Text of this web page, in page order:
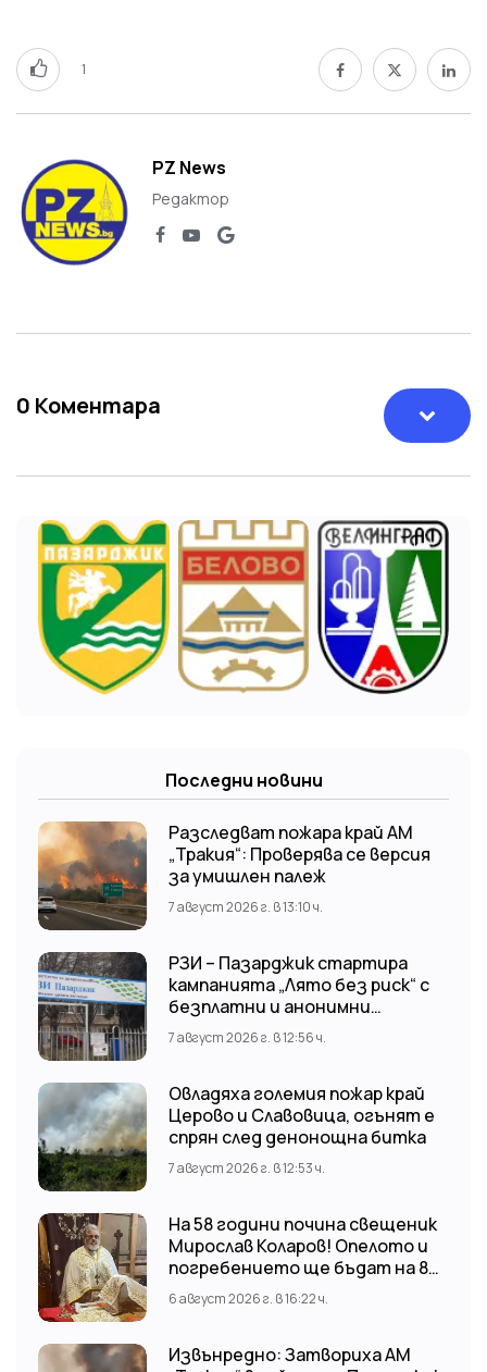
1
PZ News
Редактор
0 Коментара
Последни новини
Разследват пожара край АМ
„Тракия“: Проверява се версия
за умишлен палеж
7 август 2026 г. в 13:10 ч.
РЗИ – Пазарджик стартира
кампанията „Лято без риск“ с
безплатни и анонимни
изследвания за ХИВ
7 август 2026 г. в 12:56 ч.
Овладяха големия пожар край
Церово и Славовица, огънят е
спрян след денонощна битка
7 август 2026 г. в 12:53 ч.
На 58 години почина свещеник
Мирослав Коларов! Опелото и
погребението ще бъдат на 8
август (събота) от 11:00 часа в
храм “Св. Св. Козма и Дамян”, гр.
6 август 2026 г. в 16:22 ч.
Извънредно: Затвориха АМ